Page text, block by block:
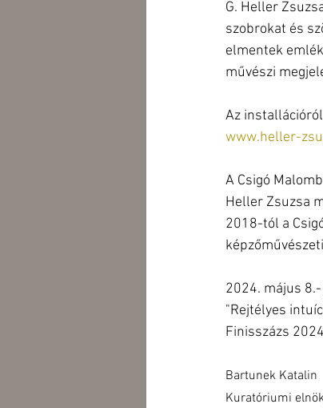
G. Heller
szobrokat és
elmentek
művészi
Az
www.heller-
A Csigó
Heller Zsuzsa
2018-tól a
2024. május
"Rejtélyes
Finisszázs
Bartunek Katalin
Kuratóriumi